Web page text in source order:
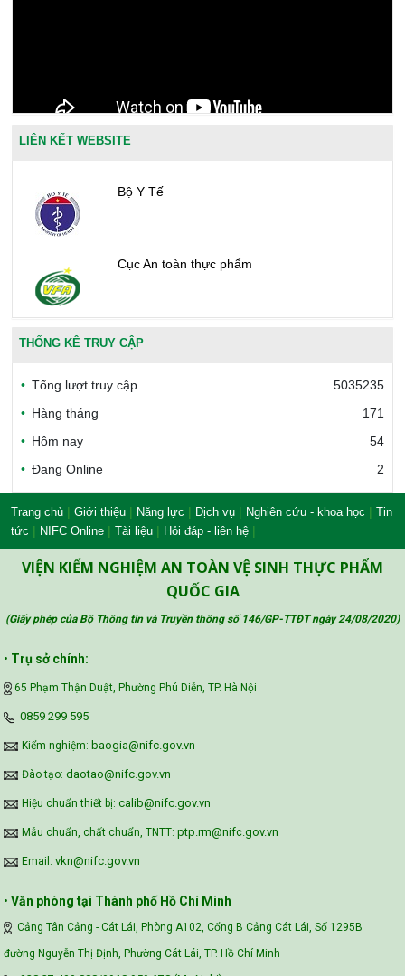
LIÊN KẾT WEBSITE
Bộ Y Tế
Cục An toàn thực phẩm
Văn phòng công nhận chất lượng
Công đoàn Y tế Việt Nam
Safe Food for Growth Project (SAFEGRO)
Vietnam Center for Food Safety Risk
THỐNG KÊ TRUY CẬP
Tổng lượt truy cập
5035235
Hàng tháng
171
Hôm nay
54
Đang Online
2
Trang chủ | Giới thiệu | Năng lực | Dịch vụ | Nghiên cứu - khoa học | Tin
tức | NIFC Online | Tài liệu | Hỏi đáp - liên hệ |
VIỆN KIỂM NGHIỆM AN TOÀN VỆ SINH THỰC PHẨM
QUỐC GIA
(Giấy phép của Bộ Thông tin và Truyền thông số 146/GP-TTĐT ngày 24/08/2020)
• Trụ sở chính:
65 Phạm Thận Duật, Phường Phú Diễn, TP. Hà Nội
‪0859 299 595‬
Kiểm nghiệm: baogia@nifc.gov.vn
Đào tạo: daotao@nifc.gov.vn
Hiệu chuẩn thiết bị: calib@nifc.gov.vn
Mẫu chuẩn, chất chuẩn, TNTT: ptp.rm@nifc.gov.vn
Email: vkn@nifc.gov.vn
• Văn phòng tại Thành phố Hồ Chí Minh
Cảng Tân Cảng - Cát Lái, Phòng A102, Cổng B Cảng Cát Lái, Số 1295B
đường Nguyễn Thị Định, Phường Cát Lái, TP. Hồ Chí Minh